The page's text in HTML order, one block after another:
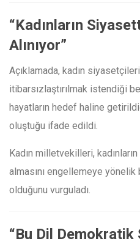
“Kadınların
Alınıyor”
Açıklamada, kadın
itibarsızlaştırılmak istendiği
hayatların hedef haline
oluştuğu ifade edildi.
Kadın milletvekilleri,
almasını engellemeye yönelik
olduğunu vurguladı.
“Bu Dil Demokratik